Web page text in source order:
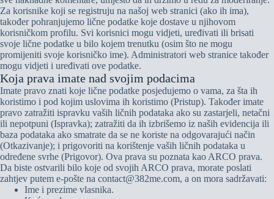
Za korisnike koji se registruju na našoj web stranici (ako ih ima),
također pohranjujemo lične podatke koje dostave u njihovom
korisničkom profilu. Svi korisnici mogu vidjeti, uređivati ili brisati
svoje lične podatke u bilo kojem trenutku (osim što ne mogu
promijeniti svoje korisničko ime). Administratori web stranice također
mogu vidjeti i uređivati ove podatke.
Koja prava imate nad svojim podacima
Imate pravo znati koje lične podatke posjedujemo o vama, za šta ih
koristimo i pod kojim uslovima ih koristimo (Pristup). Također imate
pravo zatražiti ispravku vaših ličnih podataka ako su zastarjeli, netačni
ili nepotpuni (Ispravka); zatražiti da ih izbrišemo iz naših evidencija ili
baza podataka ako smatrate da se ne koriste na odgovarajući način
(Otkazivanje); i prigovoriti na korištenje vaših ličnih podataka u
određene svrhe (Prigovor). Ova prava su poznata kao ARCO prava.
Da biste ostvarili bilo koje od svojih ARCO prava, morate poslati
zahtjev putem e-pošte na contact@382me.com, a on mora sadržavati:
Ime i prezime vlasnika.